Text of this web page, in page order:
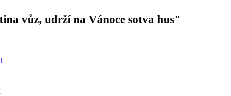
vůz, udrží na Vánoce sotva hus"